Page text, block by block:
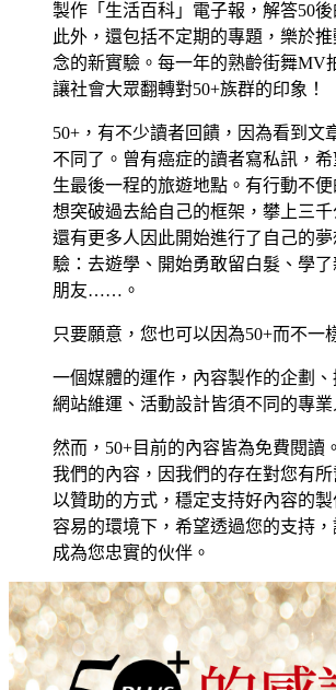
製作「生活百科」電子報，解答50後
此外，還包括不定期的專題，樂於
念的新實驗。每一年的熟齡街舞MV
讓社會大眾翻轉對50+族群的印象！
50+，有不少讀者回饋，因為看到文
不同了。曾有癌症的讀者寫私訊，
生最後一程的旅遊地點。有行動不
想突破過去給自己的框架，攀上三千
還有更多人因此開始進行了自己的
驗：去遊學、開始勇敢留白髮、學
朋友……。
只要願意，您也可以因為50+而不一
一個媒體的運作，內容製作的企劃、
網站維運、活動設計皆須不同的專業
然而，50+目前的內容皆為免費閱讀
我們的內容，因我們的存在對您有
以贊助的方式，穩定支持好內容的
容易的環境下，希望透過您的支持
成為您忠實的伙伴。